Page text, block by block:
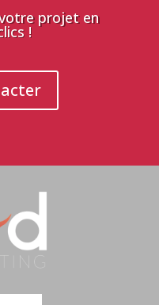
projet en
!